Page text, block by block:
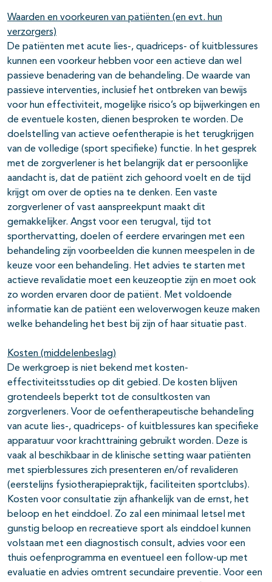
Waarden en voorkeuren van patiënten (en evt. hun
verzorgers)
De patiënten met acute lies-, quadriceps- of kuitblessures
kunnen een voorkeur hebben voor een actieve dan wel
passieve benadering van de behandeling. De waarde van
passieve interventies, inclusief het ontbreken van bewijs
voor hun effectiviteit, mogelijke risico’s op bijwerkingen en
de eventuele kosten, dienen besproken te worden. De
doelstelling van actieve oefentherapie is het terugkrijgen
van de volledige (sport specifieke) functie. In het gesprek
met de zorgverlener is het belangrijk dat er persoonlijke
aandacht is, dat de patiënt zich gehoord voelt en de tijd
krijgt om over de opties na te denken. Een vaste
zorgverlener of vast aanspreekpunt maakt dit
gemakkelijker. Angst voor een terugval, tijd tot
sporthervatting, doelen of eerdere ervaringen met een
behandeling zijn voorbeelden die kunnen meespelen in de
keuze voor een behandeling. Het advies te starten met
actieve revalidatie moet een keuzeoptie zijn en moet ook
zo worden ervaren door de patiënt. Met voldoende
informatie kan de patiënt een weloverwogen keuze maken
welke behandeling het best bij zijn of haar situatie past.
Kosten (middelenbeslag)
De werkgroep is niet bekend met kosten-
effectiviteitsstudies op dit gebied. De kosten blijven
grotendeels beperkt tot de consultkosten van
zorgverleners. Voor de oefentherapeutische behandeling
van acute lies-, quadriceps- of kuitblessures kan specifieke
apparatuur voor krachttraining gebruikt worden. Deze is
vaak al beschikbaar in de klinische setting waar patiënten
met spierblessures zich presenteren en/of revalideren
(eerstelijns fysiotherapiepraktijk, faciliteiten sportclubs).
Kosten voor consultatie zijn afhankelijk van de ernst, het
beloop en het einddoel. Zo zal een minimaal letsel met
gunstig beloop en recreatieve sport als einddoel kunnen
volstaan met een diagnostisch consult, advies voor een
thuis oefenprogramma en eventueel een follow-up met
evaluatie en advies omtrent secundaire preventie. Voor een